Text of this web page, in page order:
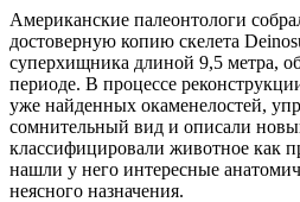
Американские палеонтологи
достоверную копию скелета
суперхищника длиной 9,5 метра,
периоде. В процессе
уже найденных окаменелостей,
сомнительный вид и описали
классифицировали животное как
нашли у него интересные
неясного назначения.